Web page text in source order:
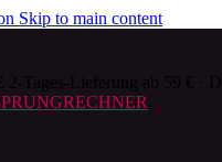
Skip to main content